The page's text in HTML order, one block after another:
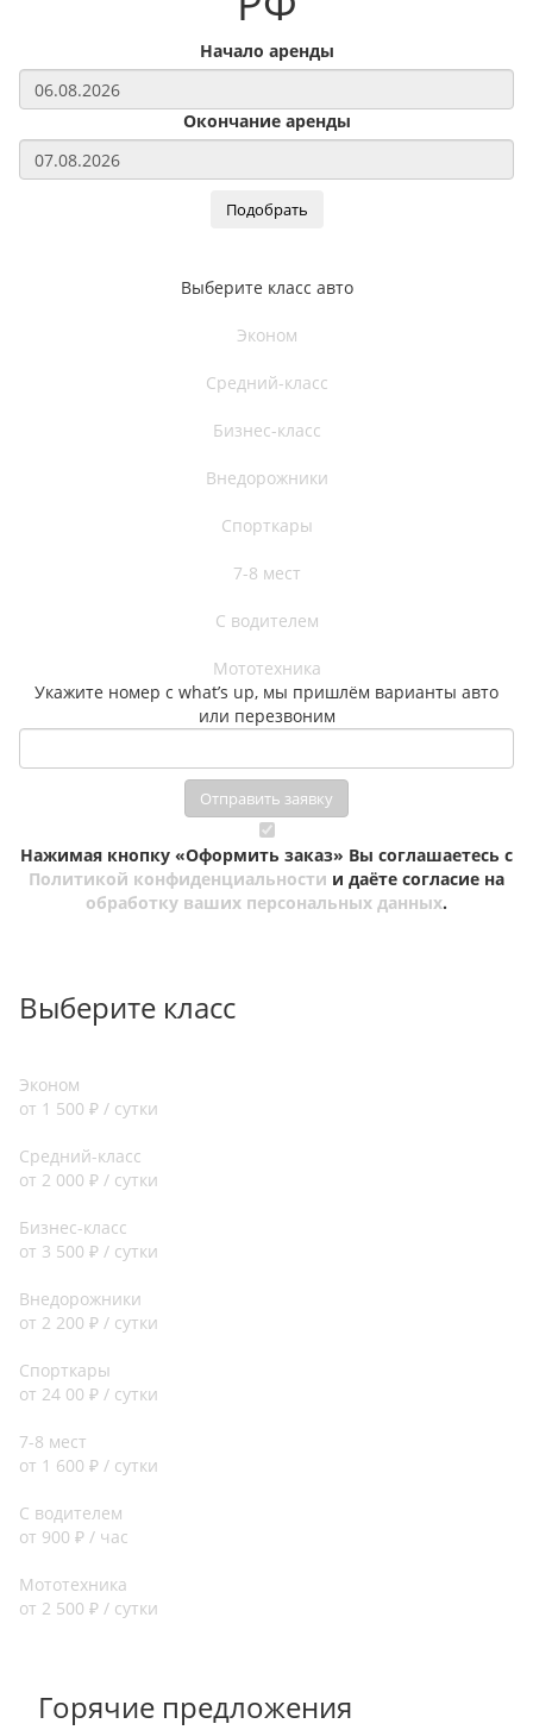
Начало аренды
Окончание аренды
Подобрать
Выберите класс авто
Эконом
Средний-класс
Бизнес-класс
Внедорожники
Спорткары
7-8 мест
С водителем
Мототехника
Укажите номер с what’s up, мы пришлём варианты авто
или перезвоним
Отправить заявку
Нажимая кнопку «Оформить заказ» Вы соглашаетесь с
Политикой конфиденциальности и даёте согласие на
обработку ваших персональных данных.
Выберите класс
Эконом
от 1 500 ₽ / сутки
Средний-класс
от 2 000 ₽ / сутки
Бизнес-класс
от 3 500 ₽ / сутки
Внедорожники
от 2 200 ₽ / сутки
Спорткары
от 24 00 ₽ / сутки
7-8 мест
от 1 600 ₽ / сутки
С водителем
от 900 ₽ / час
Мототехника
от 2 500 ₽ / сутки
Горячие предложения